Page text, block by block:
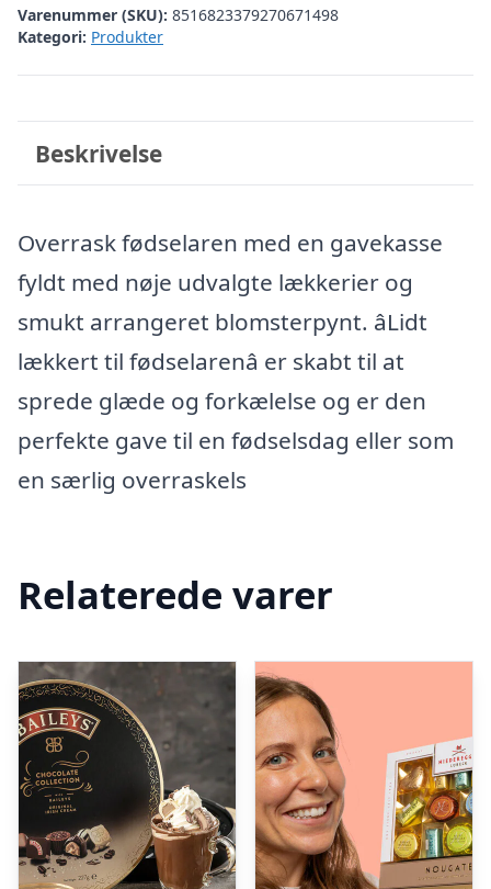
Varenummer (SKU): 8516823379270671498
Kategori: Produkter
Beskrivelse
Overrask fødselaren med en gavekasse
fyldt med nøje udvalgte lækkerier og
smukt arrangeret blomsterpynt. âLidt
lækkert til fødselarenâ er skabt til at
sprede glæde og forkælelse og er den
perfekte gave til en fødselsdag eller som
en særlig overraskels
Relaterede varer